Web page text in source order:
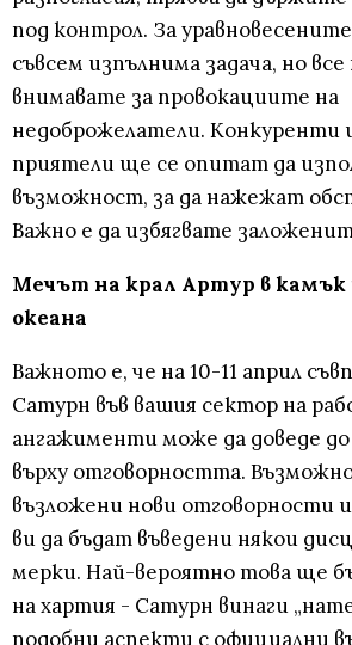
под контрол. За
съвсем изпълнима задача, но
внимавате за провокациите на
недоброжелатели. Конкуренти
приятели ще се опитат да
възможност, за да нажежат
Важно е да избягвате
Мечът на крал Артур в камък
океана
Важното е, че на 10-11 април
Сатурн във вашия сектор на
ангажименти може да доведе
върху отговорността.
възложени нови отговорности
ви да бъдат въведени някои
мерки. Най-вероятно това ще
на хартия - Сатурн винаги
подобни аспекти с официални